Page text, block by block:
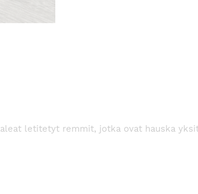
letitetyt remmit, jotka ovat hauska